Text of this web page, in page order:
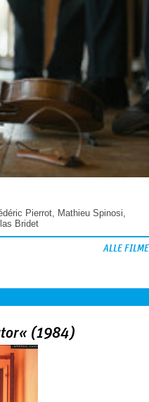
Pierrot, Mathieu Spinosi,
Bridet
ALLE FILME
(1984)